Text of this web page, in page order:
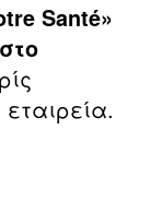
Santé»